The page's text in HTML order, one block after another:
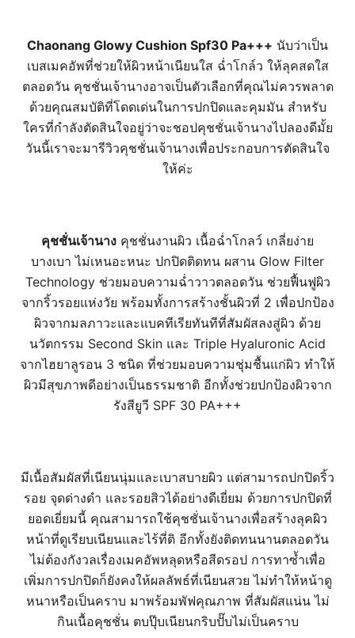
Chaonang Glowy Cushion Spf30 Pa+++ นับว่าเป็น
เบสเมคอัพที่ช่วยให้ผิวหน้าเนียนใส ฉ่ำโกล์ว ให้ลุคสดใส
ตลอดวัน คุชชั่นเจ้านางอาจเป็นตัวเลือกที่คุณไม่ควรพลาด
ด้วยคุณสมบัติที่โดดเด่นในการปกปิดและคุมมัน สำหรับ
ใครที่กำลังตัดสินใจอยู่ว่าจะชอปคุชชั่นเจ้านางไปลองดีมั้ย
วันนี้เราจะมารีวิวคุชชั่นเจ้านางเพื่อประกอบการตัดสินใจ
ให้ค่ะ
คุชชั่นเจ้านาง คุชชั่นงานผิว เนื้อฉ่ำโกลว์ เกลี่ยง่าย
บางเบา ไม่เหนอะหนะ ปกปิดติดทน ผสาน Glow Filter
Technology ช่วยมอบความฉ่ำวาวตลอดวัน ช่วยฟื้นฟูผิว
จากริ้วรอยแห่งวัย พร้อมทั้งการสร้างชั้นผิวที่ 2 เพื่อปกป้อง
ผิวจากมลภาวะและแบคทีเรียทันทีที่สัมผัสลงสู่ผิว ด้วย
นวัตกรรม Second Skin และ Triple Hyaluronic Acid
จากไฮยาลูรอน 3 ชนิด ที่ช่วยมอบความชุ่มชื้นแก่ผิว ทำให้
ผิวมีสุขภาพดีอย่างเป็นธรรมชาติ อีกทั้งช่วยปกป้องผิวจาก
รังสียูวี SPF 30 PA+++
มีเนื้อสัมผัสที่เนียนนุ่มและเบาสบายผิว แต่สามารถปกปิดริ้ว
รอย จุดด่างดำ และรอยสิวได้อย่างดีเยี่ยม ด้วยการปกปิดที่
ยอดเยี่ยมนี้ คุณสามารถใช้คุชชั่นเจ้านางเพื่อสร้างลุคผิว
หน้าที่ดูเรียบเนียนและไร้ที่ติ อีกทั้งยังติดทนนานตลอดวัน
ไม่ต้องกังวลเรื่องเมคอัพหลุดหรือสีดรอป การทาซ้ำเพื่อ
เพิ่มการปกปิดก็ยังคงให้ผลลัพธ์ที่เนียนสวย ไม่ทำให้หน้าดู
หนาหรือเป็นคราบ มาพร้อมพัฟคุณภาพ ที่สัมผัสแน่น ไม่
กินเนื้อคุชชั่น ตบปุ๊บเนียนกริบปั๊บไม่เป็นคราบ